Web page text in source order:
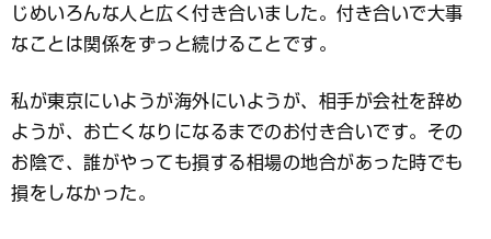
じめいろんな人と広く付き合いました。付き合いで大事
なことは関係をずっと続けることです。
私が東京にいようが海外にいようが、相手が会社を辞め
ようが、お亡くなりになるまでのお付き合いです。その
お陰で、誰がやっても損する相場の地合があった時でも
損をしなかった。